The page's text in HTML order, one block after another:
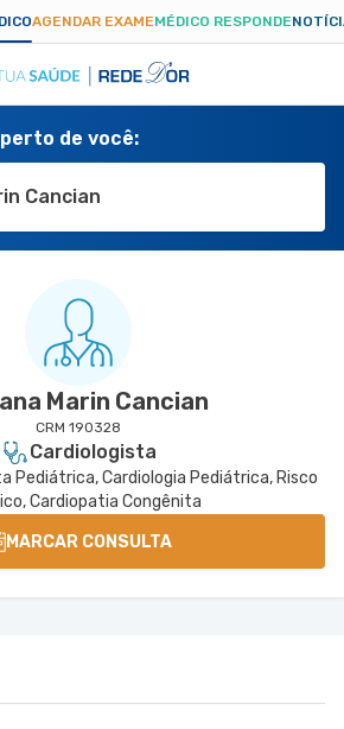
AGENDAR EXAMEMÉDICO RESPONDE
de você:
Cancian
Marin Cancian
CRM 190328
Cardiologista
Pediátrica, Cardiologia Pediátrica, Risco
Cardiopatia Congênita
MARCAR CONSULTA